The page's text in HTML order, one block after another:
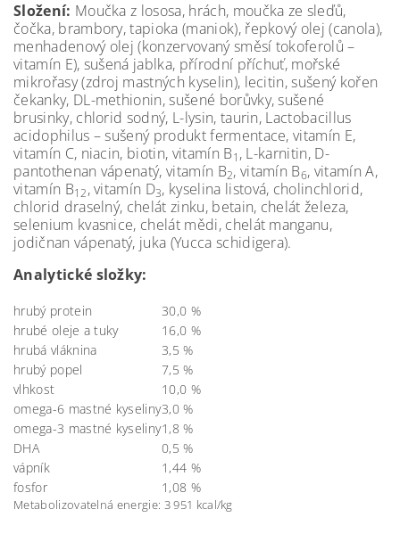
Složení: Moučka z lososa, hrách, moučka ze sleďů,
čočka, brambory, tapioka (maniok), řepkový olej (canola),
menhadenový olej (konzervovaný směsí tokoferolů –
vitamín E), sušená jablka, přírodní příchuť, mořské
mikrořasy (zdroj mastných kyselin), lecitin, sušený kořen
čekanky, DL-methionin, sušené borůvky, sušené
brusinky, chlorid sodný, L-lysin, taurin, Lactobacillus
acidophilus – sušený produkt fermentace, vitamín E,
vitamín C, niacin, biotin, vitamín B1 , L-karnitin, D-
pantothenan vápenatý, vitamín B2, vitamín B6, vitamín A,
vitamín B12, vitamín D3, kyselina listová, cholinchlorid,
chlorid draselný, chelát zinku, betain, chelát železa,
selenium kvasnice, chelát mědi, chelát manganu,
jodičnan vápenatý, juka (Yucca schidigera).
Analytické složky:
hrubý protein
30,0 %
hrubé oleje a tuky
16,0 %
hrubá vláknina
3,5 %
hrubý popel
7,5 %
vlhkost
10,0 %
omega-6 mastné kyseliny3,0 %
omega-3 mastné kyseliny1,8 %
DHA
0,5 %
vápník
1,44 %
fosfor
1,08 %
Metabolizovatelná energie: 3 951 kcal/kg